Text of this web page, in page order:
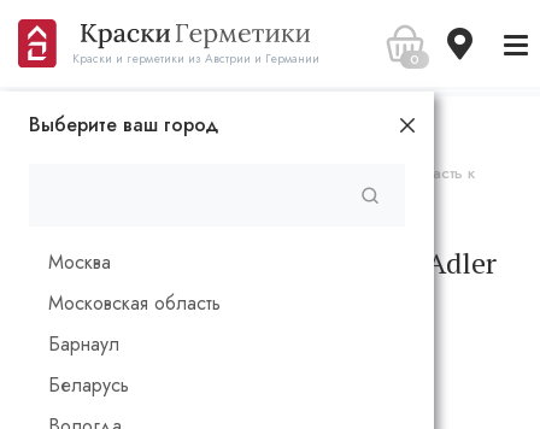
Краски и герметики из Австрии и Германии 0
Выберите ваш город
Москва
Московская область
Барнаул
Беларусь
Фасадная акрилатная краска Adler Aviva Acryl-Color Страсть к
Фасадная акрилатная краска Adler
Aviva Acryl-Color Страсть к
путешествиям 9 л.